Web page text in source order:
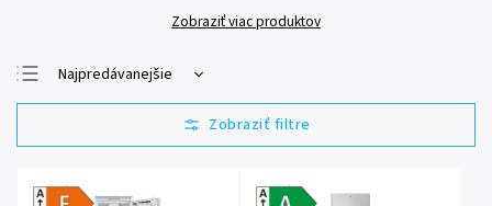
Zobraziť viac produktov
Najpredávanejšie
Najlacnejšie
Najdrahšie
Abecedne
Energetická
trieda F
Energetická
trieda A